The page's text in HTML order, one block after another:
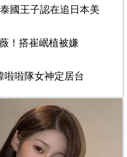
國王子認在追日本美
！搭崔岷植被嫌
啦隊女神定居台